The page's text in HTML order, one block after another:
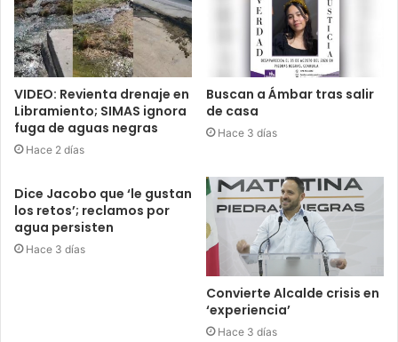
VIDEO: Revienta drenaje en
Libramiento; SIMAS ignora
fuga de aguas negras
Hace 2 días
Buscan a Ámbar tras salir
de casa
Hace 3 días
Dice Jacobo que ‘le gustan
los retos’; reclamos por
agua persisten
Hace 3 días
Convierte Alcalde crisis en
‘experiencia’
Hace 3 días